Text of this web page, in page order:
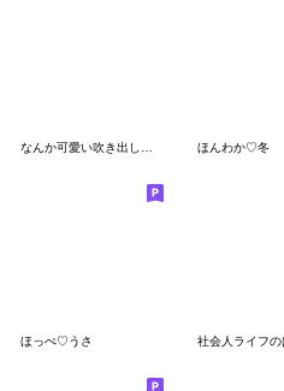
ほんわか♡冬
ほっぺ♡うさ